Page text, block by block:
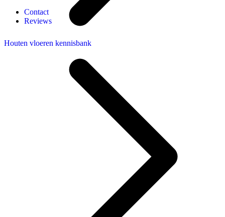
Contact
Reviews
Houten vloeren kennisbank